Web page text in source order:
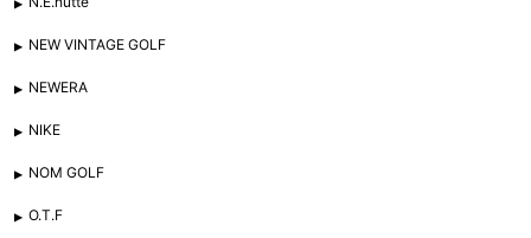
NEW VINTAGE GOLF
NEWERA
NIKE
NOM GOLF
O.T.F